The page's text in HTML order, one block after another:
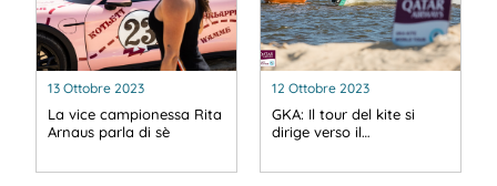
13 Ottobre 2023
La vice campionessa Rita
Arnaus parla di sè
12 Ottobre 2023
GKA: Il tour del kite si
dirige verso il…